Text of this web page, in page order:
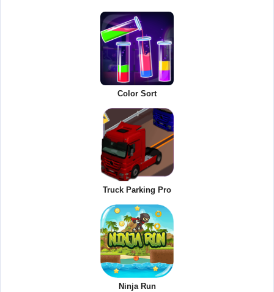
Color Sort
Truck Parking Pro
Ninja Run